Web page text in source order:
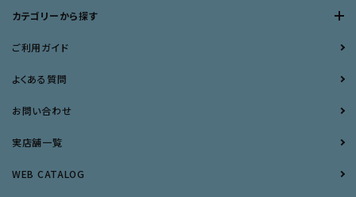
カテゴリーから探す
ご利用ガイド
よくある質問
お問い合わせ
実店舗一覧
WEB CATALOG